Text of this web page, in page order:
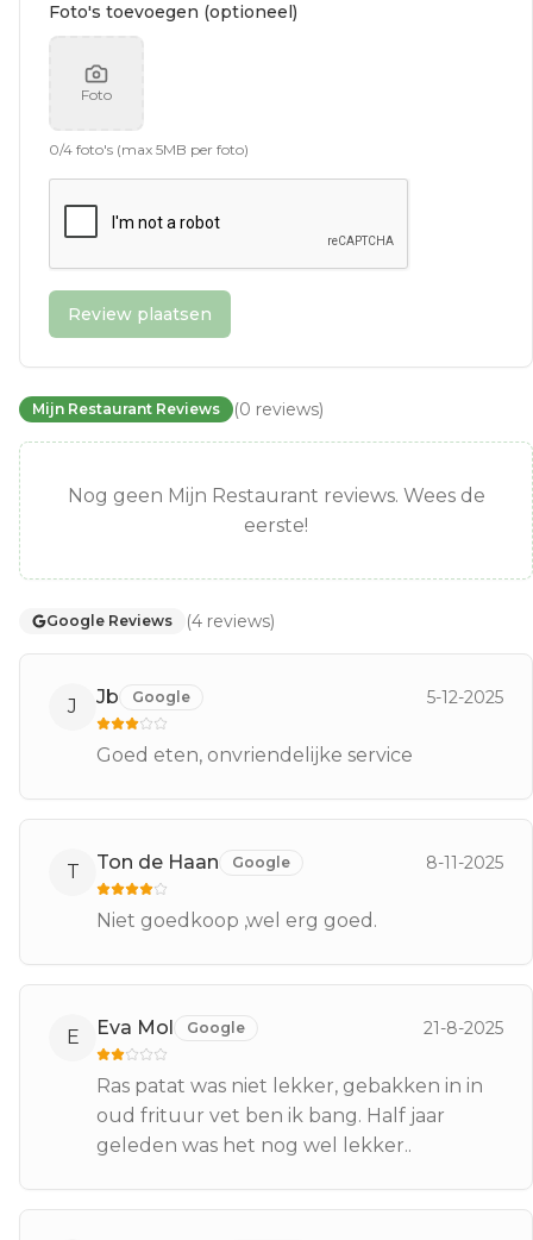
Foto's toevoegen (optioneel)
Foto
0/4 foto's (max 5MB per foto)
Review plaatsen
Mijn Restaurant Reviews (0 reviews)
Nog geen Mijn Restaurant reviews. Wees de
eerste!
Google Reviews (4 reviews)
J Jb Google 5-12-2025
Goed eten, onvriendelijke service
T Ton de Haan Google 8-11-2025
Niet goedkoop ,wel erg goed.
E Eva Mol Google 21-8-2025
Ras patat was niet lekker, gebakken in in
oud frituur vet ben ik bang. Half jaar
geleden was het nog wel lekker..